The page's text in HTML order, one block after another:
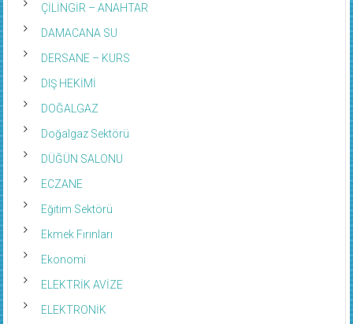
ÇİLİNGİR – ANAHTAR
DAMACANA SU
DERSANE – KURS
DIŞ HEKİMİ
DOĞALGAZ
Doğalgaz Sektörü
DÜĞÜN SALONU
ECZANE
Eğitim Sektörü
Ekmek Fırınları
Ekonomi
ELEKTRİK AVİZE
ELEKTRONİK